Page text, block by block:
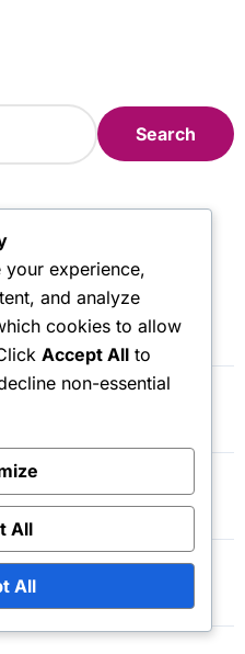
op Microsoft
Oplichting
Aanvraagproces,
aan het evenement
experience,
and analyze
cookies to allow
Accept All to
non-essential
All
All